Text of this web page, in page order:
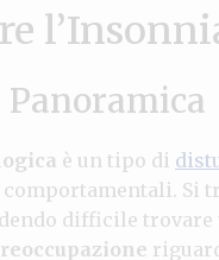
è un tipo di
Si
difficile